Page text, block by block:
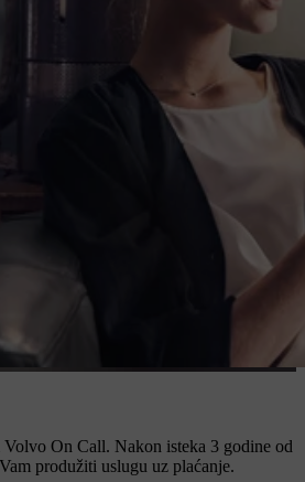
On Call. Nakon isteka 3 godine od
produžiti uslugu uz plaćanje.